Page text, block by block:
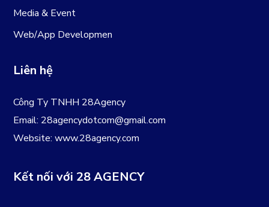
Media & Event
Web/App Developmen
Liên hệ
Công Ty TNHH 28Agency
Email: 28agencydotcom@gmail.com
Website: www.28agency.com
Kết nối với 28 AGENCY